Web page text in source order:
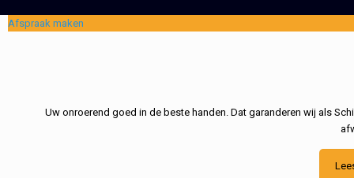
Afspraak maken
Uw onroerend goed in de beste handen. Dat garanderen wij als